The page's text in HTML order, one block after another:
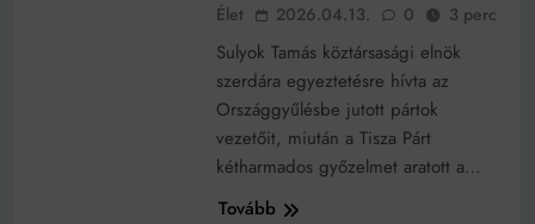
Élet
2026.04.13. 0 3 perc
Sulyok Tamás köztársasági elnök
szerdára egyeztetésre hívta az
Országgyűlésbe jutott pártok
vezetőit, miután a Tisza Párt
kétharmados győzelmet aratott a…
Tovább